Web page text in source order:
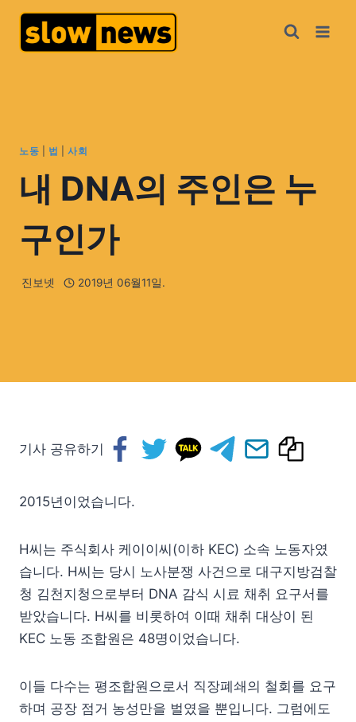
노동 법 |사회
내 DNA의 주인은 누
구인가
진보넷 2019년 06월11일.
기사 공유하기
2015년이었습니다.
H씨는 주식회사 케이이씨(이하 KEC) 소속 노동자였
습니다. H씨는 당시 노사분쟁 사건으로 대구지방검찰
청 김천지청으로부터 DNA 감식 시료 채취 요구서를
받았습니다. H씨를 비롯하여 이때 채취 대상이 된
KEC 노동 조합원은 48명이었습니다.
이들 다수는 평조합원으로서 직장폐쇄의 철회를 요구
하며 공장 점거 농성만을 벌였을 뿐입니다. 그럼에도